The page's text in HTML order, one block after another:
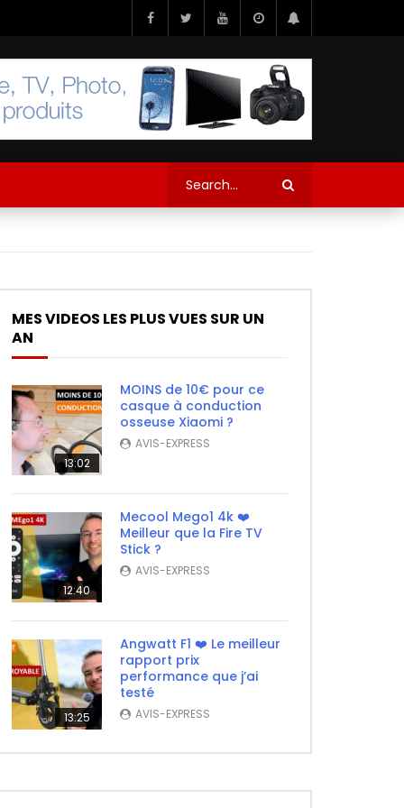
MES VIDEOS LES PLUS VUES SUR UN
AN
13:02
MOINS de 10€ pour ce
casque à conduction
osseuse Xiaomi ?
AVIS-EXPRESS
12:40
Mecool Mego1 4k ❤️
Meilleur que la Fire TV
Stick ?
AVIS-EXPRESS
13:25
Angwatt F1 ❤️ Le meilleur
rapport prix
performance que j’ai
testé
AVIS-EXPRESS